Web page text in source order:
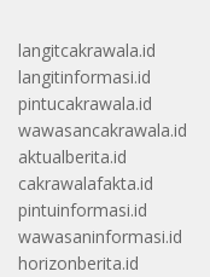
langitcakrawala.id
langitinformasi.id
pintucakrawala.id
wawasancakrawala.id
aktualberita.id
cakrawalafakta.id
pintuinformasi.id
wawasaninformasi.id
horizonberita.id